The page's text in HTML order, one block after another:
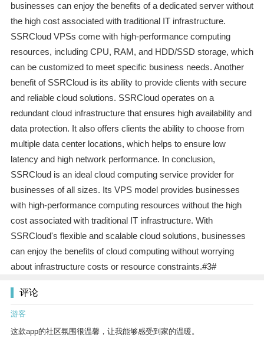
businesses can enjoy the benefits of a dedicated server without
the high cost associated with traditional IT infrastructure.
SSRCloud VPSs come with high-performance computing
resources, including CPU, RAM, and HDD/SSD storage, which
can be customized to meet specific business needs. Another
benefit of SSRCloud is its ability to provide clients with secure
and reliable cloud solutions. SSRCloud operates on a
redundant cloud infrastructure that ensures high availability and
data protection. It also offers clients the ability to choose from
multiple data center locations, which helps to ensure low
latency and high network performance. In conclusion,
SSRCloud is an ideal cloud computing service provider for
businesses of all sizes. Its VPS model provides businesses
with high-performance computing resources without the high
cost associated with traditional IT infrastructure. With
SSRCloud's flexible and scalable cloud solutions, businesses
can enjoy the benefits of cloud computing without worrying
about infrastructure costs or resource constraints.#3#
评论
游客
这款app的社区氛围很温馨，让我能够感受到家的温暖。